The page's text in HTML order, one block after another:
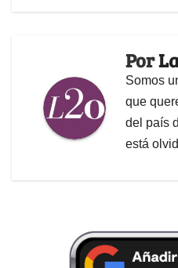
Por
Somos
que
del país
está